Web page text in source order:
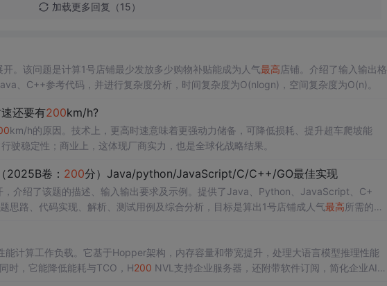
加载更多回复（15）
开。该问题是计算1号店铺最少发放多少购物补贴能成为人气最高店铺。介绍了输入输出格
、C++参考代码，并进行复杂度分析，时间复杂度为O(nlogn)，空间复杂度为O(n)。
还要有200km/h?
km/h的原因。技术上，更高时速意味着更强动力储备，可降低损耗、提升超车爬坡能
驶稳定性；商业上，这体现厂商实力，也是全球化战略结果。
2025B卷： 200分）Java/python/JavaScript/C/C++/GO最佳实现
，介绍了该题的描述、输入输出要求及示例。提供了Java、Python、JavaScript、C+
思路、代码实现、解析、测试用例及综合分析，目标是算出1号店铺成人气最高所需的最
能计算工作负载。它基于Hopper架构，内存容量和带宽提升，处理大语言模型推理性能
时，它能降低能耗与TCO，H200 NVL支持企业服务器，还附带软件订阅，简化企业AI部